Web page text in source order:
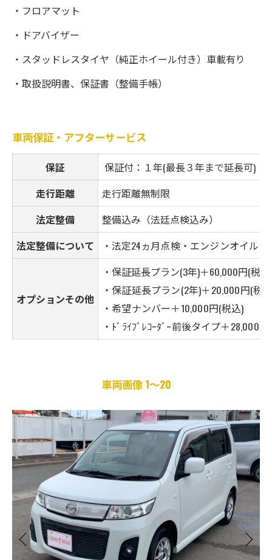
・フロアマット
・ドアバイザー
・スタッドレスタイヤ（純正ホイール付き）車載有り
・取扱説明書、保証書（整備手帳）
車両保証・アフターサービス
保証
保証付：１年(最長３年まで延長可)
走行距離
走行距離無制限
法定整備
整備込み（法廷点検込み）
法定整備について
・法定24ヵ月点検・エンジンオイル
オプションその他
・保証延長プラン(3年)＋60,000円(税込)
・保証延長プラン(2年)＋20,000円(税
・希望ナンバー＋10,000円(税込)
・ﾄﾞﾗｲﾌﾞﾚｺｰﾀﾞｰ前後タイプ＋28,000
車両画像 1～20